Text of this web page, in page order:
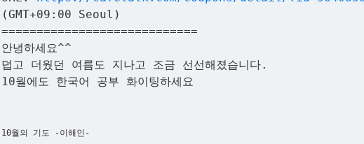
(GMT+09:00 Seoul)
============================
안녕하세요^^
덥고 더웠던 여름도 지나고 조금 선선해졌습니다.
10월에도 한국어 공부 화이팅하세요
10월의 기도 -이해인-